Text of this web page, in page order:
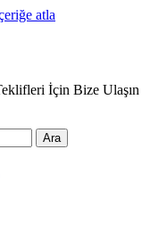
atla
İçin Bize Ulaşın
Ara